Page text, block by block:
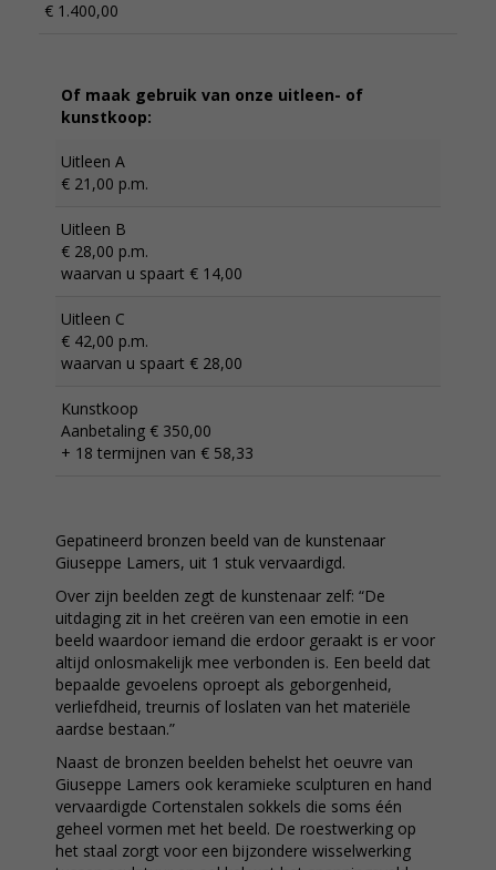
€ 1.400,00
Of maak gebruik van onze uitleen- of
kunstkoop:
Uitleen A
€ 21,00 p.m.
Uitleen B
€ 28,00 p.m.
waarvan u spaart € 14,00
Uitleen C
€ 42,00 p.m.
waarvan u spaart € 28,00
Kunstkoop
Aanbetaling € 350,00
+ 18 termijnen van € 58,33
Gepatineerd bronzen beeld van de kunstenaar
Giuseppe Lamers, uit 1 stuk vervaardigd.
Over zijn beelden zegt de kunstenaar zelf: “De
uitdaging zit in het creëren van een emotie in een
beeld waardoor iemand die erdoor geraakt is er voor
altijd onlosmakelijk mee verbonden is. Een beeld dat
bepaalde gevoelens oproept als geborgenheid,
verliefdheid, treurnis of loslaten van het materiële
aardse bestaan.”
Naast de bronzen beelden behelst het oeuvre van
Giuseppe Lamers ook keramieke sculpturen en hand
vervaardigde Cortenstalen sokkels die soms één
geheel vormen met het beeld. De roestwerking op
het staal zorgt voor een bijzondere wisselwerking